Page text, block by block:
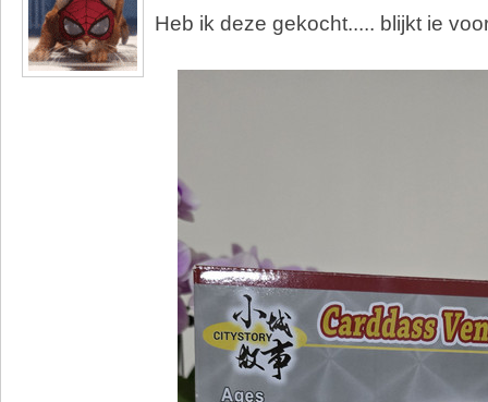
Heb ik deze gekocht..... blijkt ie